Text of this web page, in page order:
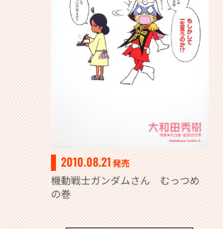
2010.08.21発売
機動戦士ガンダムさん むっつめ
の巻